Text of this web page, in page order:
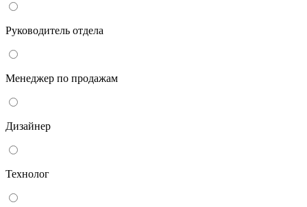
Руководитель отдела
Менеджер по продажам
Дизайнер
Технолог